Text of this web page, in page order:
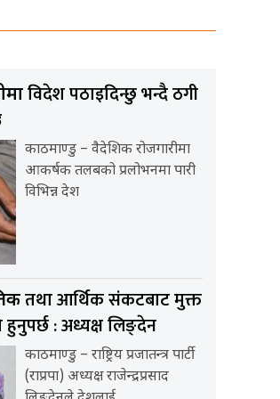
विदेश पठाइदिन्छु भन्दै ठगी
काठमाण्डु – वैदेशिक रोजगारीमा
आकर्षक तलबको प्रलोभनमा पारी
विभिन्न देश
तथा आर्थिक संकटबाट मुक्त
हुनुपर्छ : अध्यक्ष लिङ्देन
काठमाण्डु – राष्ट्रिय प्रजातन्त्र पार्टी
(राप्रपा) अध्यक्ष राजेन्द्रप्रसाद